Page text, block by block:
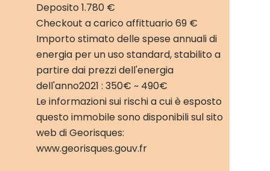
Deposito1.780 €
Checkout a carico affittuario69 €
Importo stimato delle spese annuali di
energia per un uso standard, stabilito a
partire dai prezzi dell'energia
dell'anno2021 : 350€ ~ 490€
Le informazioni sui rischi a cui è esposto
questo immobile sono disponibili sul sito
web di Georisques:
www.georisques.gouv.fr